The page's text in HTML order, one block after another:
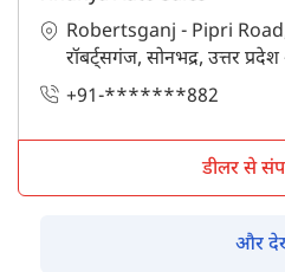
Robertsganj - Pipri
रॉबर्ट्सगंज, सोनभद्र, उत्तर
+91-*******882
डीलर से
और